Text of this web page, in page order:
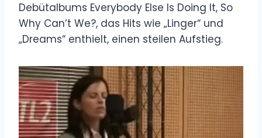
Debütalbums Everybody Else Is Doing It, So
Why Can’t We?, das Hits wie „Linger“ und
„Dreams“ enthielt, einen steilen Aufstieg.